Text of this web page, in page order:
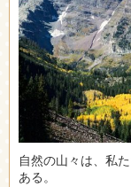
自然の山々は、私
ある。